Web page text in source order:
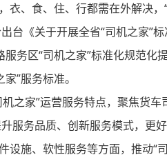
、食、住、行都需在外解决，
台《关于开展全省“司机之家”
务区“司机之家”标准化规范化
”服务标准。
家”运营服务特点，聚焦货车
服务品质、创新服务模式，更
施、软性服务等方面，推动“